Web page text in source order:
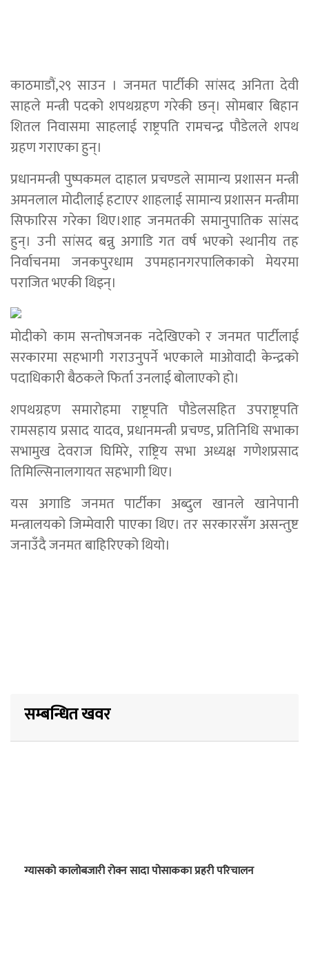
काठमाडौं,२९ साउन । जनमत पार्टीकी सांसद अनिता देवी
साहले मन्त्री पदको शपथग्रहण गरेकी छन्। सोमबार बिहान
शितल निवासमा साहलाई राष्ट्रपति रामचन्द्र पौडेलले शपथ
ग्रहण गराएका हुन्।
प्रधानमन्त्री पुष्पकमल दाहाल प्रचण्डले सामान्य प्रशासन मन्त्री
अमनलाल मोदीलाई हटाएर शाहलाई सामान्य प्रशासन मन्त्रीमा
सिफारिस गरेका थिए।शाह जनमतकी समानुपातिक सांसद
हुन्। उनी सांसद बन्नु अगाडि गत वर्ष भएको स्थानीय तह
निर्वाचनमा जनकपुरधाम उपमहानगरपालिकाको मेयरमा
पराजित भएकी थिइन्।
मोदीको काम सन्तोषजनक नदेखिएको र जनमत पार्टीलाई
सरकारमा सहभागी गराउनुपर्ने भएकाले माओवादी केन्द्रको
पदाधिकारी बैठकले फिर्ता उनलाई बोलाएको हो।
शपथग्रहण समारोहमा राष्ट्रपति पौडेलसहित उपराष्ट्रपति
रामसहाय प्रसाद यादव, प्रधानमन्त्री प्रचण्ड, प्रतिनिधि सभाका
सभामुख देवराज घिमिरे, राष्ट्रिय सभा अध्यक्ष गणेशप्रसाद
तिमिल्सिनालगायत सहभागी थिए।
यस अगाडि जनमत पार्टीका अब्दुल खानले खानेपानी
मन्त्रालयको जिम्मेवारी पाएका थिए। तर सरकारसँग असन्तुष्ट
जनाउँदै जनमत बाहिरिएको थियो।
सम्बन्धित खवर
ग्यासको कालोबजारी रोक्न सादा पोसाकका प्रहरी परिचालन